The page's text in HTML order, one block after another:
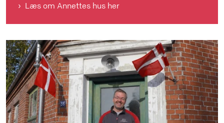
Læs om Annettes hus her